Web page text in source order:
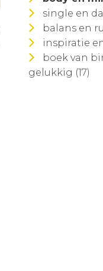
single en
balans en
inspiratie
boek van
gelukkig (17)